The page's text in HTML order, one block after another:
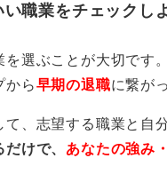
定基準）を整理し、
モで可視化しておく
派遣会社の担当者に
を丁寧に問い合わせま
職業をチェックし
選ぶことが大切です
から早期の退職に繋が
て、志望する職業と自
けで、 あなたの強み